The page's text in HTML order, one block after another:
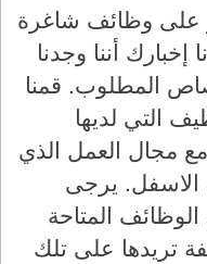
على وظائف شاغرة
أننا وجدنا
المطلوب. قمنا
التي لديها
مجال العمل الذي
الاسفل. يرجى
المتاحة
تريدها على تلك